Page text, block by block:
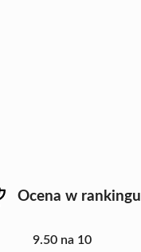
Ocena w rankingu
9.50 na 10